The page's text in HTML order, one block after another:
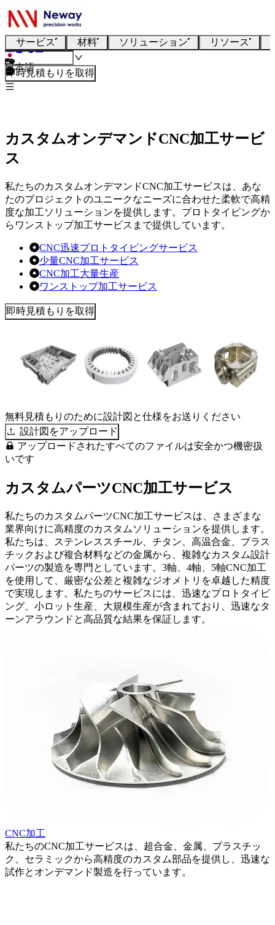
サービス 材料 ソリューション リソース
日本語
即時見積もりを取得
カスタムオンデマンドCNC加工サービ
ス
私たちのカスタムオンデマンドCNC加工サービスは、あな
たのプロジェクトのユニークなニーズに合わせた柔軟で高精
度な加工ソリューションを提供します。プロトタイピングか
らワンストップ加工サービスまで提供しています。
CNC迅速プロトタイピングサービス
少量CNC加工サービス
CNC加工大量生産
ワンストップ加工サービス
即時見積もりを取得
無料見積もりのために設計図と仕様をお送りください
設計図をアップロード
アップロードされたすべてのファイルは安全かつ機密扱
いです
カスタムパーツCNC加工サービス
私たちのカスタムパーツCNC加工サービスは、さまざまな
業界向けに高精度のカスタムソリューションを提供します。
私たちは、ステンレススチール、チタン、高温合金、プラス
チックおよび複合材料などの金属から、複雑なカスタム設計
パーツの製造を専門としています。3軸、4軸、5軸CNC加工
を使用して、厳密な公差と複雑なジオメトリを卓越した精度
で実現します。私たちのサービスには、迅速なプロトタイピ
ング、小ロット生産、大規模生産が含まれており、迅速なタ
ーンアラウンドと高品質な結果を保証します。
CNC加工
私たちのCNC加工サービスは、超合金、金属、プラスチッ
ク、セラミックから高精度のカスタム部品を提供し、迅速な
試作とオンデマンド製造を行っています。